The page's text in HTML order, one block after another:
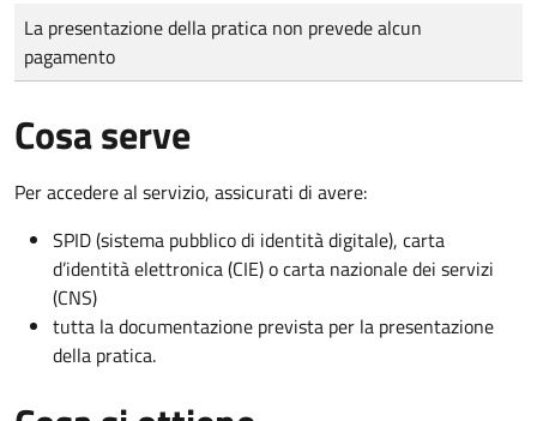
Tipo di pagamento
Importo
La presentazione della pratica non prevede alcun
pagamento
Cosa serve
Per accedere al servizio, assicurati di avere:
SPID (sistema pubblico di identità digitale), carta
d’identità elettronica (CIE) o carta nazionale dei servizi
(CNS)
tutta la documentazione prevista per la presentazione
della pratica.